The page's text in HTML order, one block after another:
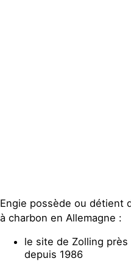
Engie possède ou détient
à charbon en Allemagne :
le site de Zolling
depuis 1986